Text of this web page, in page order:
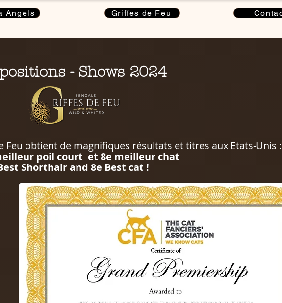
Angels Griffes de Feu
- Shows 2024
Feu obtient de magnifiques résultats et titres aux Etats-Unis :
poil court et 8e meilleur chat
Shorthair and 8e Best cat !